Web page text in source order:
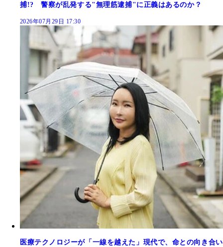
捕!? 警察が乱発する"無理筋逮捕"に正義はあるのか？
2026年07月29日 17:30
医療テクノロジーが「一線を越えた」現代で、命との向き合い